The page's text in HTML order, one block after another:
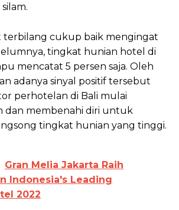
terbilang cukup baik mengingat
tingkat hunian hotel di
mencatat 5 persen saja. Oleh
adanya sinyal positif tersebut
perhotelan di Bali mulai
dan membenahi diri untuk
tingkat hunian yang tinggi.
Gran Melia Jakarta Raih
Indonesia's Leading
2022